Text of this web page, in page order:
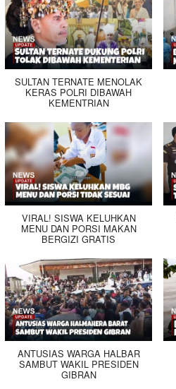
SULTAN TERNATE MENOLAK
KERAS POLRI DIBAWAH
KEMENTRIAN
VIRAL! SISWA KELUHKAN
MENU DAN PORSI MAKAN
BERGIZI GRATIS
ANTUSIAS WARGA HALBAR
SAMBUT WAKIL PRESIDEN
GIBRAN